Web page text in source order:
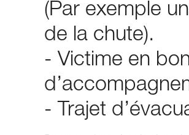
(Par exemple
de la chute).
- Victime en
- Trajet